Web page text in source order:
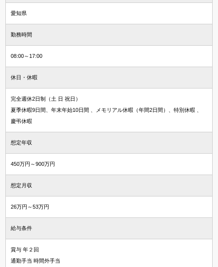
愛知県
勤務時間
08:00～17:00
休日・休暇
完全週休2日制（土 日 祝日）
夏季休暇9日間、年末年始10日間 、メモリアル休暇（年間2日間）、特別休暇 、
慶弔休暇
想定年収
450万円～900万円
想定月収
26万円～53万円
給与条件
賞与 年２回
通勤手当 時間外手当